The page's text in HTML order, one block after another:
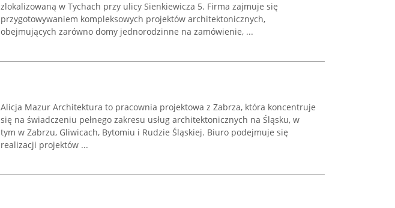
zlokalizowaną w Tychach przy ulicy Sienkiewicza 5. Firma zajmuje się
przygotowywaniem kompleksowych projektów architektonicznych,
obejmujących zarówno domy jednorodzinne na zamówienie, ...
Alicja Mazur Architektura to pracownia projektowa z Zabrza, która koncentruje
się na świadczeniu pełnego zakresu usług architektonicznych na Śląsku, w
tym w Zabrzu, Gliwicach, Bytomiu i Rudzie Śląskiej. Biuro podejmuje się
realizacji projektów ...